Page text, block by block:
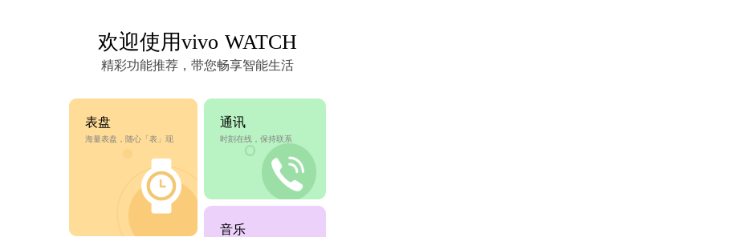
欢迎使用vivo WATCH
精彩功能推荐，带您畅享智能生活
表盘
海量表盘，随心「表」现
通讯
时刻在线，保持联系
音乐